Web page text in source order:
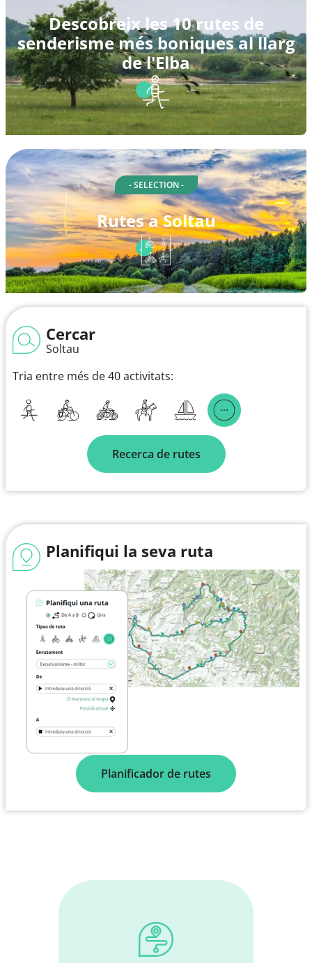
Descobreix les 10 rutes de
senderisme més boniques al llarg
de l'Elba
- SELECTION -
Rutes a Soltau
Cercar
Soltau
Tria entre més de 40 activitats:
Recerca de rutes
Planifiqui la seva ruta
Planificador de rutes